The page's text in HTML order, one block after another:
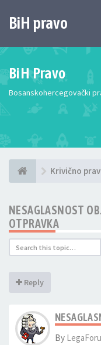
BiH pravo
BiH Pravo
Bosanskohercegovački
Krivično
NESAGLASNOST
OTPRAVKA
Reply
By